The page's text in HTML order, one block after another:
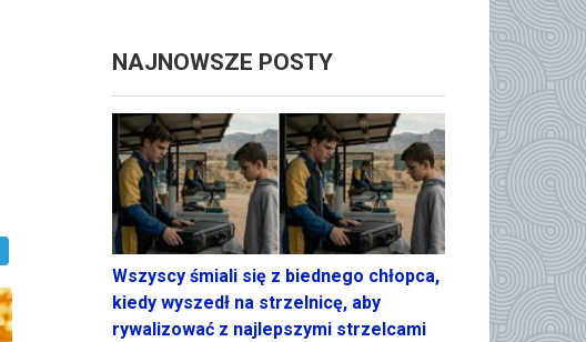
NAJNOWSZE POSTY
Wszyscy śmiali się z biednego chłopca,
kiedy wyszedł na strzelnicę, aby
rywalizować z najlepszymi strzelcami